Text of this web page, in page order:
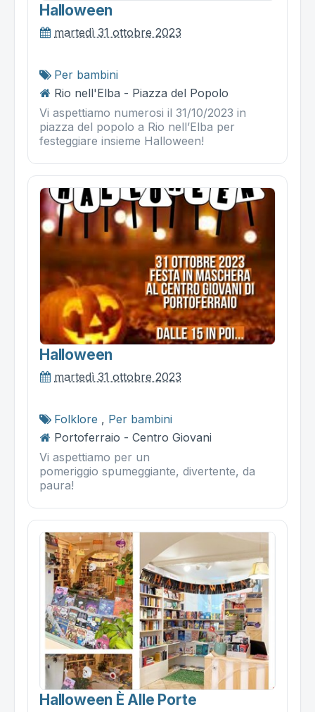
Halloween
martedì 31 ottobre 2023
Per bambini
Rio nell'Elba - Piazza del Popolo
Vi aspettiamo numerosi il 31/10/2023 in
piazza del popolo a Rio nell’Elba per
festeggiare insieme Halloween!
Halloween
martedì 31 ottobre 2023
Folklore , Per bambini
Portoferraio - Centro Giovani
Vi aspettiamo per un
pomeriggio spumeggiante, divertente, da
paura!
Halloween È Alle Porte